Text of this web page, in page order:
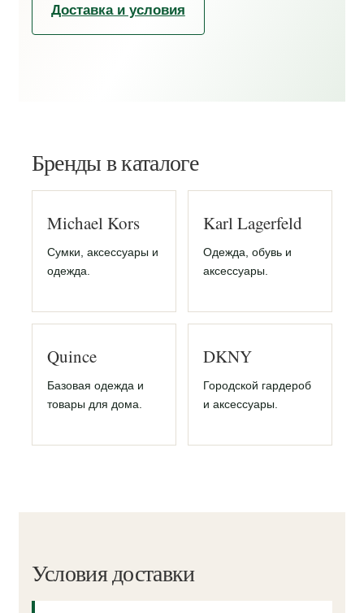
Доставка и условия
Бренды в каталоге
Michael Kors
Сумки, аксессуары и
одежда.
Karl Lagerfeld
Одежда, обувь и
аксессуары.
Quince
Базовая одежда и
товары для дома.
DKNY
Городской гардероб
и аксессуары.
Условия доставки